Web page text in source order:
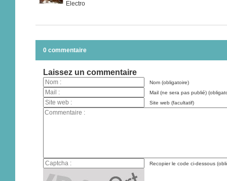
Electro
0 commentaire
Laissez un commentaire
Nom (obligatoire)
Mail (ne sera pas publié)
Site web (facultatif)
Recopier le code ci-dessous